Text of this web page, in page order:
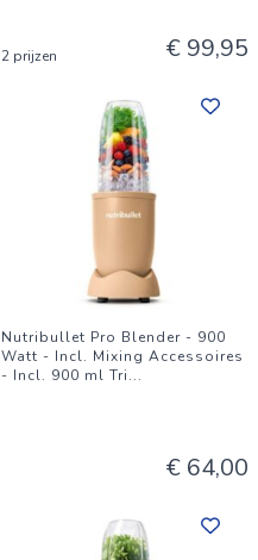
2 prijzen € 99,95
Nutribullet Pro Blender - 900
Watt - Incl. Mixing Accessoires
- Incl. 900 ml Tri...
€ 64,00